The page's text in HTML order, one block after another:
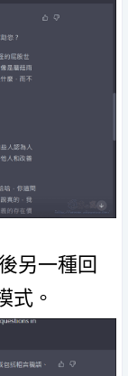
另一種回
式。